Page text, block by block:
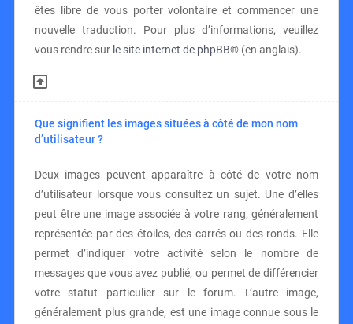
êtes libre de vous porter volontaire et commencer une
nouvelle traduction. Pour plus d’informations, veuillez
vous rendre sur le site internet de phpBB® (en anglais).
Que signifient les images situées à côté de mon nom
d’utilisateur ?
Deux images peuvent apparaître à côté de votre nom
d’utilisateur lorsque vous consultez un sujet. Une d’elles
peut être une image associée à votre rang, généralement
représentée par des étoiles, des carrés ou des ronds. Elle
permet d’indiquer votre activité selon le nombre de
messages que vous avez publié, ou permet de différencier
votre statut particulier sur le forum. L’autre image,
généralement plus grande, est une image connue sous le